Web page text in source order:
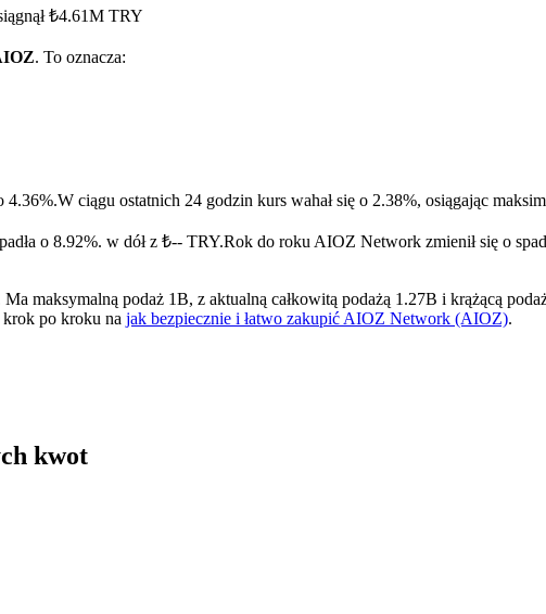
₺4.61M TRY
. To oznacza:
4.36%.W ciągu ostatnich 24 godzin kurs wahał się o 2.38%, osiągając
o 8.92%. w dół z ₺-- TRY.Rok do roku AIOZ Network zmienił się o
maksymalną podaż 1B, z aktualną całkowitą podażą 1.27B i krążącą
po kroku na jak bezpiecznie i łatwo zakupić AIOZ Network (AIOZ).
kwot